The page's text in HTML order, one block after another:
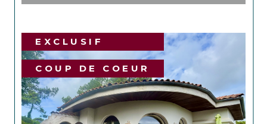
EXCLUSIF
COUP DE COEUR